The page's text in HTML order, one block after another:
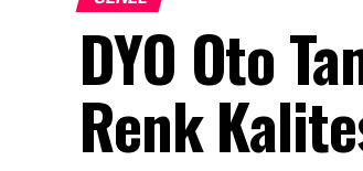
DYO Oto
Renk